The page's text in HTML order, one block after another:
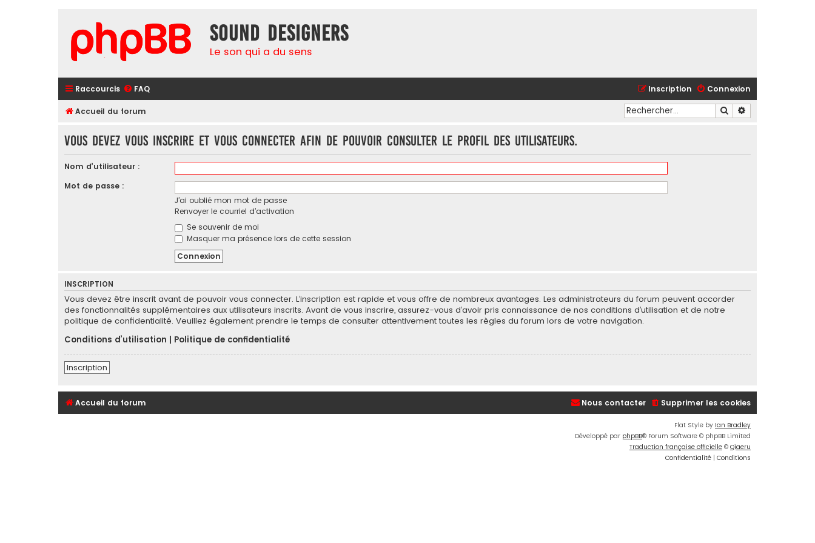
Sound Designers
Le son qui a du sens
Raccourcis FAQ Connexion
Inscription
Accueil du forum Rechercher
Vous devez vous inscrire et vous connecter afin de pouvoir consulter le profil des utilisateurs.
Nom d’utilisateur :
Mot de passe :
J’ai oublié mon mot de passe
Renvoyer le courriel d’activation
Se souvenir de moi
Masquer ma présence lors de cette session
INSCRIPTION
Vous devez être inscrit avant de pouvoir vous connecter. L’inscription est rapide et vous offre de nombreux avantages. Les administrateurs du forum peuvent accorder
des fonctionnalités supplémentaires aux utilisateurs inscrits. Avant de vous inscrire, assurez-vous d’avoir pris connaissance de nos conditions d’utilisation et de notre
politique de confidentialité. Veuillez également prendre le temps de consulter attentivement toutes les règles du forum lors de votre navigation.
Conditions d’utilisation
Politique de confidentialité
Inscription
Accueil du forum Supprimer les cookies
Nous contacter
Flat Style by Ian Bradley
Développé par phpBB® Forum Software © phpBB Limited
Traduction française officielle © Qiaeru
Confidentialité | Conditions